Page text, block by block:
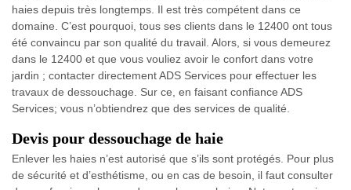
haies depuis très longtemps. Il est très compétent dans ce
domaine. C’est pourquoi, tous ses clients dans le 12400 ont tous
été convaincu par son qualité du travail. Alors, si vous demeurez
dans le 12400 et que vous vouliez avoir le confort dans votre
jardin ; contacter directement ADS Services pour effectuer les
travaux de dessouchage. Sur ce, en faisant confiance ADS
Services; vous n’obtiendrez que des services de qualité.
Devis pour dessouchage de haie
Enlever les haies n’est autorisé que s’ils sont protégés. Pour plus
de sécurité et d’esthétisme, ou en cas de besoin, il faut consulter